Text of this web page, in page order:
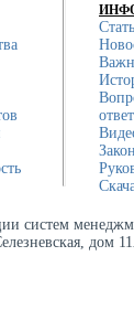
систем
дом